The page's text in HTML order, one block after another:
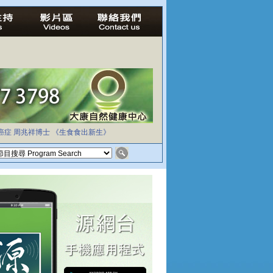
症 周兆祥博士 《生食食出新生》